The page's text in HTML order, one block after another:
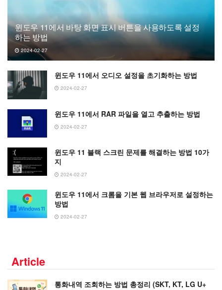
윈도우 11에서 바탕 화면 표시 버튼을 사용하도록 설정
하는 방법
2024-02-27
윈도우 11에서 오디오 설정을 초기화하는 방법
2024-02-27
윈도우 11에서 RAR 파일을 열고 추출하는 방법
2024-02-27
윈도우 11 블랙 스크린 문제를 해결하는 방법 10가
지
2024-02-27
윈도우 11에서 크롬을 기본 웹 브라우저로 설정하는
방법
2024-02-27
Article
통화내역 조회하는 방법 총정리 (SKT, KT, LG U+